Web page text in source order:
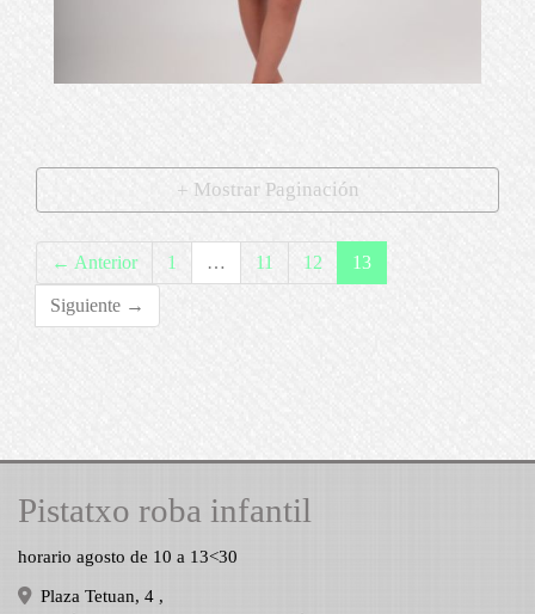
Mostrar Paginación
← Anterior 1 … 11 12 13
Siguiente →
Pistatxo roba infantil
horario agosto de 10 a 13<30
Plaza Tetuan, 4 ,